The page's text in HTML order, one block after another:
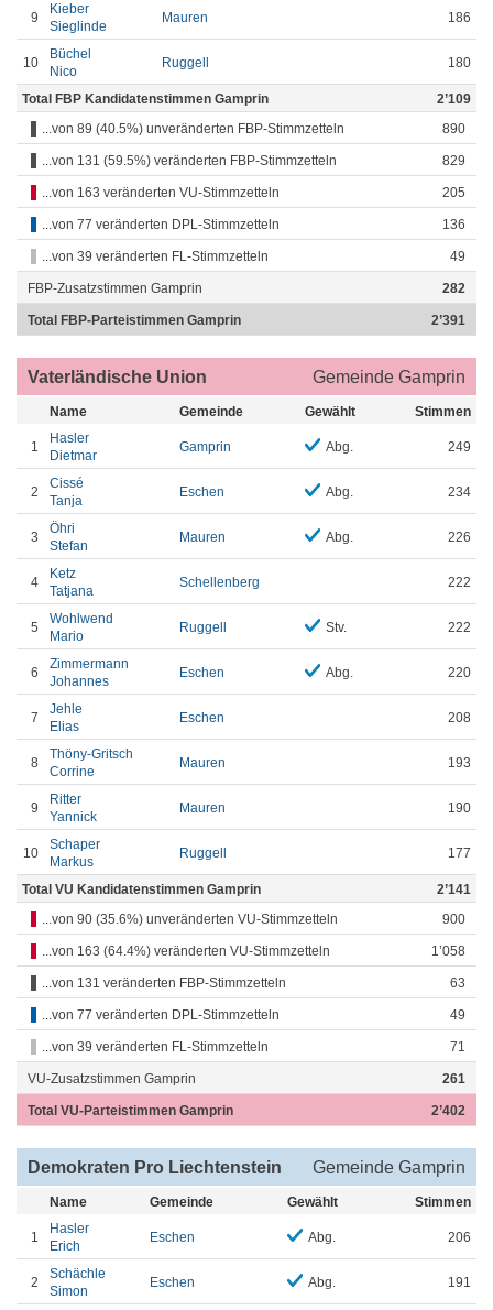
9
Kieber
Sieglinde
Mauren 186
10
Büchel
Nico
Ruggell 180
Total FBP Kandidatenstimmen Gamprin
2’109
...von 89 (40.5%) unveränderten FBP-Stimmzetteln
890
...von 131 (59.5%) veränderten FBP-Stimmzetteln 829
...von 163 veränderten VU-Stimmzetteln 205
...von 77 veränderten DPL-Stimmzetteln 136
...von 39 veränderten FL-Stimmzetteln 49
FBP-Zusatzstimmen Gamprin 282
Total FBP-Parteistimmen Gamprin 2’391
Vaterländische Union Gemeinde Gamprin
Name Gemeinde Gewählt Stimmen
1
Hasler
Dietmar
Gamprin Abg. 249
2
Cissé
Tanja
Eschen Abg. 234
3
Öhri
Stefan
Mauren Abg. 226
4
Ketz
Tatjana
Schellenberg 222
5
Wohlwend
Mario
Ruggell Stv. 222
6
Zimmermann
Johannes
Eschen Abg. 220
7
Jehle
Elias
Eschen 208
8
Thöny-Gritsch
Corrine
Mauren 193
9
Ritter
Yannick
Mauren 190
10
Schaper
Markus
Ruggell 177
Total VU Kandidatenstimmen Gamprin
2’141
...von 90 (35.6%) unveränderten VU-Stimmzetteln
900
...von 163 (64.4%) veränderten VU-Stimmzetteln 1’058
...von 131 veränderten FBP-Stimmzetteln 63
...von 77 veränderten DPL-Stimmzetteln 49
...von 39 veränderten FL-Stimmzetteln 71
VU-Zusatzstimmen Gamprin 261
Total VU-Parteistimmen Gamprin 2’402
Demokraten Pro Liechtenstein Gemeinde Gamprin
Name Gemeinde Gewählt Stimmen
1
Hasler
Erich
Eschen Abg. 206
2
Schächle
Simon
Eschen Abg. 191